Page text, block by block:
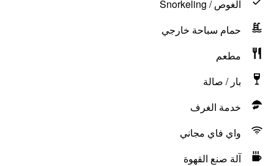
الغوص / Snorkeling
حمام سباحة خارجي
مطعم
بار / صالة
خدمة الغرف
واي فاي مجاني
آلة صنع القهوة